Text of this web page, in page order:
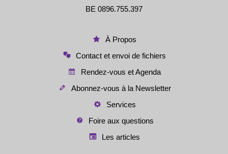
BE 0896.755.397
À Propos
Contact et envoi de fichiers
Rendez-vous et Agenda
Abonnez-vous à la Newsletter
Services
Foire aux questions
Les articles